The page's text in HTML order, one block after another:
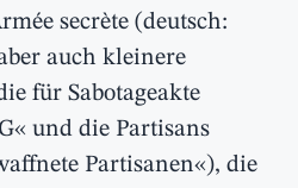
secrète (deutsch:
auch kleinere
für Sabotageakte
und die Partisans
Partisanen«), die